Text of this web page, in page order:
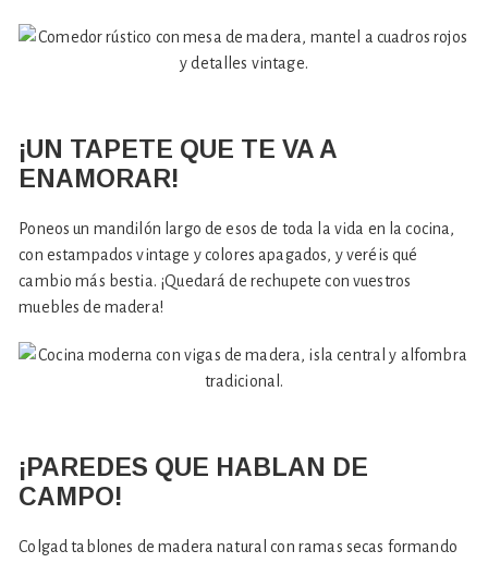
¡UN TAPETE QUE TE VA A
ENAMORAR!
Poneos un mandilón largo de esos de toda la vida en la cocina,
con estampados vintage y colores apagados, y veréis qué
cambio más bestia. ¡Quedará de rechupete con vuestros
muebles de madera!
¡PAREDES QUE HABLAN DE
CAMPO!
Colgad tablones de madera natural con ramas secas formando